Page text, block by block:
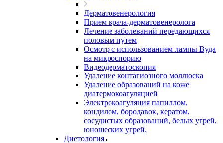
Дерматовенерология
Прием врача-дерматовенеролога
Лечение заболеваний передающихся
половым путем
Осмотр с использованием лампы Вуда
на микроспорию
Видеодерматоскопия
Удаление контагиозного моллюска
Удаление образований на коже
диатермокоагуляцией
Электрокоагуляция папиллом,
кондилом, бородавок, кератом,
сосудистых образований, белых угрей,
юношеских угрей.
Диетология